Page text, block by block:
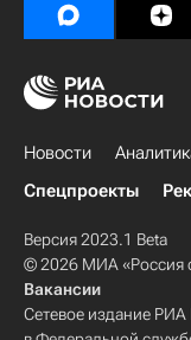
Новости
Спецпроекты
Версия 2023.1 Beta
© 2026 МИА «Россия
Вакансии
Сетевое издание РИА